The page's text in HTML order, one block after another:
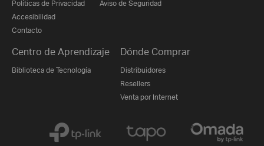
Políticas de Privacidad
Accesibilidad
Contacto
Aviso de Seguridad
Centro de Aprendizaje
Biblioteca de Tecnología
Dónde Comprar
Distribuidores
Resellers
Venta por Internet